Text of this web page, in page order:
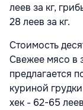
леев за кг,
28 леев за кг.
Стоимость
Свежее мясо в
предлагается
куриной
хек - 62-65